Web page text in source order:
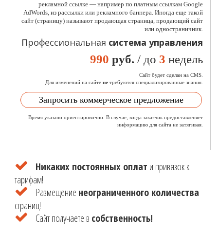
рекламной ссылке — например по платным ссылкам Google
AdWords, из рассылки или рекламного баннера. Иногда еще такой
сайт (страницу) называют продающая страница, продающий сайт
или одностраничник.
Профессиональная система управления
990 руб. / до 3 недель
Сайт будет сделан на CMS.
Для изменений на сайте не требуются специализированные знания.
Запросить коммерческое предложение
Время указано ориентировочно. В случае, когда заказчик предоставленяет
информацию для сайта не затягивая.
Никаких постоянных оплат и привязок к
тарифам!
Размещение неограниченного количества
страниц!
Сайт получаете в собственность!